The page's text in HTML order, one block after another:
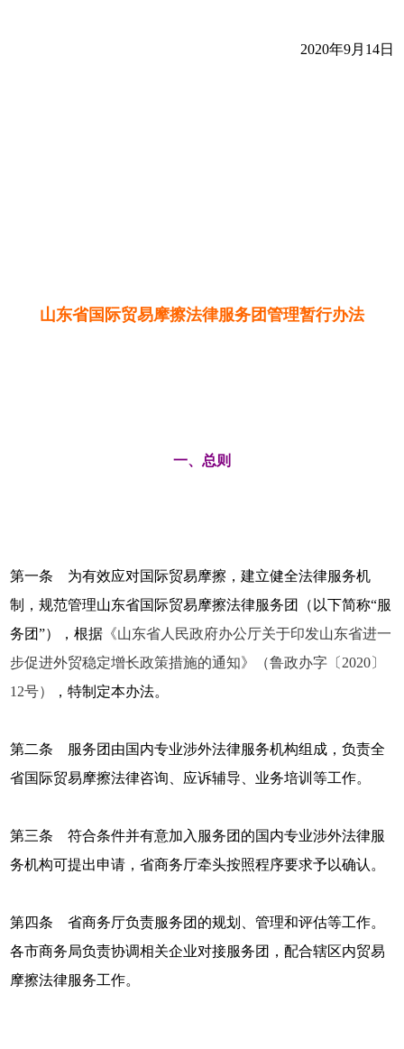
2020年9月14日
山东省国际贸易摩擦法律服务团管理暂行办法
一、总则
第一条 为有效应对国际贸易摩擦，建立健全法律服务机
制，规范管理山东省国际贸易摩擦法律服务团（以下简称“服
务团”），根据 《山东省人民政府办公厅关于印发山东省进一
步促进外贸稳定增长政策措施的通知》（鲁政办字〔2020〕
12号）
，特制定本办法。
第二条 服务团由国内专业涉外法律服务机构组成，负责全
省国际贸易摩擦法律咨询、应诉辅导、业务培训等工作。
第三条 符合条件并有意加入服务团的国内专业涉外法律服
务机构可提出申请，省商务厅牵头按照程序要求予以确认。
第四条 省商务厅负责服务团的规划、管理和评估等工作。
各市商务局负责协调相关企业对接服务团，配合辖区内贸易
摩擦法律服务工作。